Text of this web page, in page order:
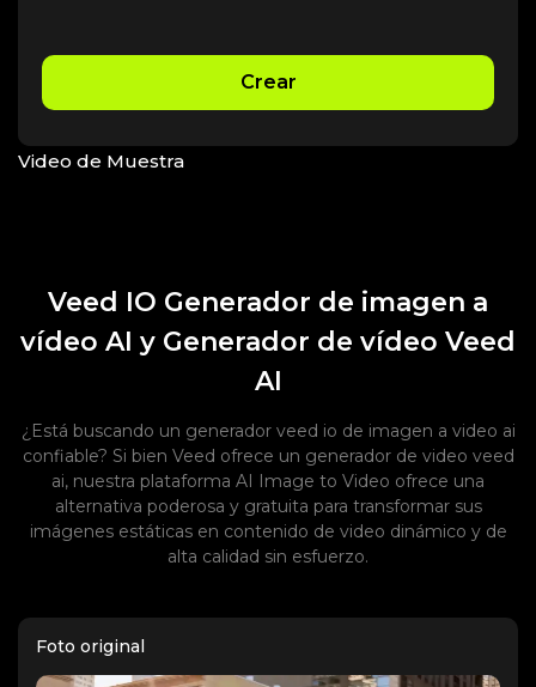
Crear
Video de Muestra
Veed IO Generador de imagen a
vídeo AI y Generador de vídeo Veed
AI
¿Está buscando un generador veed io de imagen a video ai
confiable? Si bien Veed ofrece un generador de video veed
ai, nuestra plataforma AI Image to Video ofrece una
alternativa poderosa y gratuita para transformar sus
imágenes estáticas en contenido de video dinámico y de
alta calidad sin esfuerzo.
Foto original